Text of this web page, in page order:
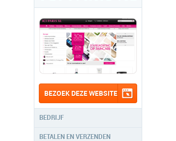
BEZOEK DEZE WEBSITE
BEDRIJF
BETALEN EN VERZENDEN